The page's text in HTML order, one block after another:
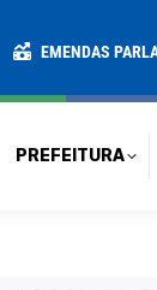
EMENDAS
PREFEITURA